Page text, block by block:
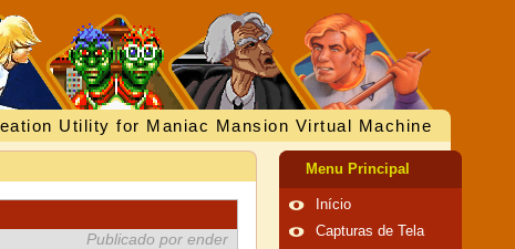
Utility for Maniac Mansion Virtual Machine
Publicado por ender
Menu Principal
Início
Capturas de Tela